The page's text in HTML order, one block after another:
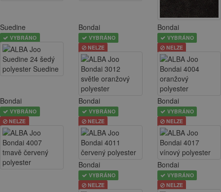
Suedine
VYBRÁNO
Bondai
VYBRÁNO
NELZE
Bondai
VYBRÁNO
NELZE
Bondai
VYBRÁNO
NELZE
Bondai
VYBRÁNO
NELZE
Bondai
VYBRÁNO
NELZE
Bondai
VYBRÁNO
NELZE
Bondai
VYBRÁNO
NELZE